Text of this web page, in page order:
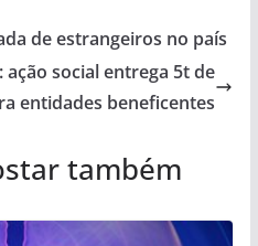
de estrangeiros no país
ação social entrega 5t de
entidades beneficentes
também